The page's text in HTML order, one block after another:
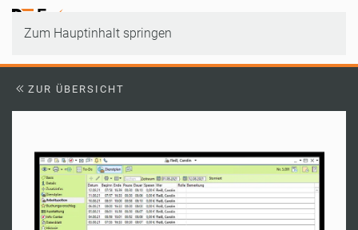
Zum Hauptinhalt springen
ZUR ÜBERSICHT